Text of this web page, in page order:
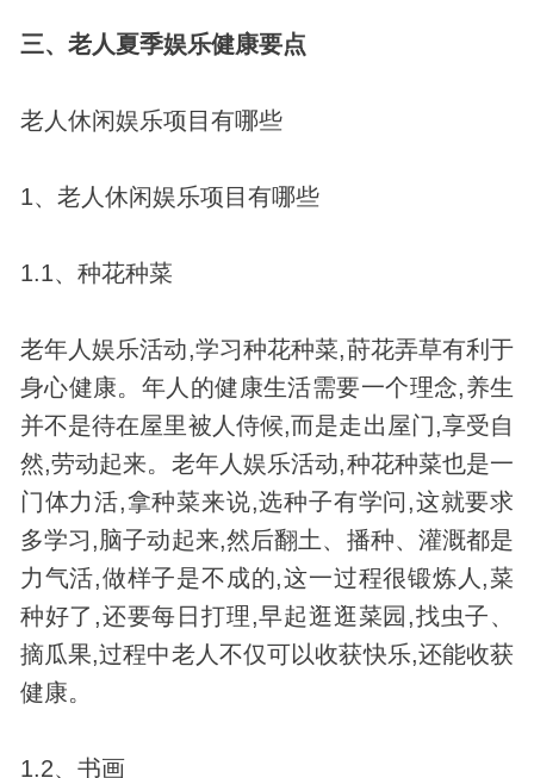
三、老人夏季娱乐健康要点
老人休闲娱乐项目有哪些
1、老人休闲娱乐项目有哪些
1.1、种花种菜
老年人娱乐活动,学习种花种菜,莳花弄草有利于
身心健康。年人的健康生活需要一个理念,养生
并不是待在屋里被人侍候,而是走出屋门,享受自
然,劳动起来。老年人娱乐活动,种花种菜也是一
门体力活,拿种菜来说,选种子有学问,这就要求
多学习,脑子动起来,然后翻土、播种、灌溉都是
力气活,做样子是不成的,这一过程很锻炼人,菜
种好了,还要每日打理,早起逛逛菜园,找虫子、
摘瓜果,过程中老人不仅可以收获快乐,还能收获
健康。
1.2、书画